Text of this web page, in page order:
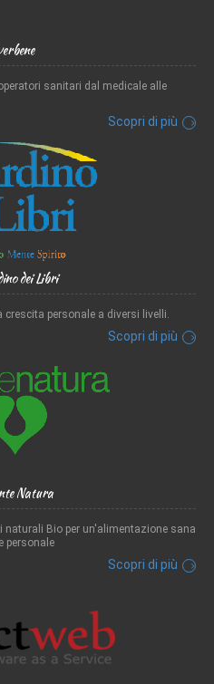
sanitari dal medicale alle
Scopri di più
dei Libri
crescita personale a diversi livelli.
Scopri di più
Natura
naturali Bio per un'alimentazione sana
personale
Scopri di più